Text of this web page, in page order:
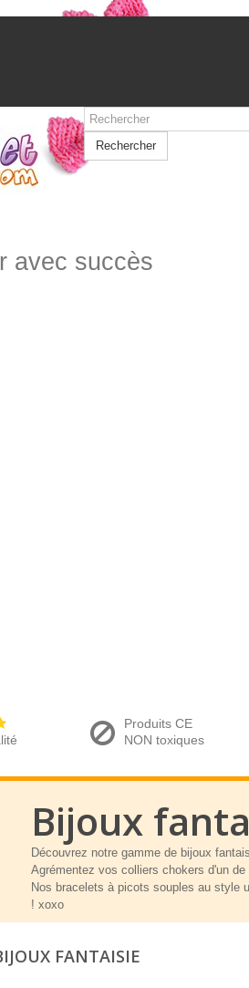
Rechercher
avec succès
Produits CE
NON toxiques
Bijoux
Découvrez notre gamme de bijoux
Agrémentez vos colliers chokers d'un
Nos bracelets à picots souples au style
! xoxo
FANTAISIE